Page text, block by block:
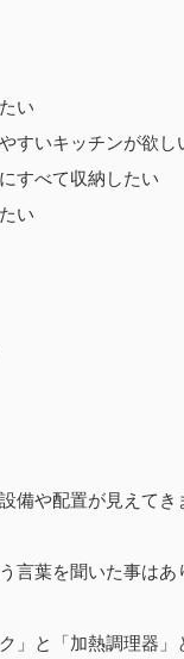
い
すいキッチンが欲し
すべて収納したい
い
備や配置が見えてき
言葉を聞いた事はあ
」と「加熱調理器